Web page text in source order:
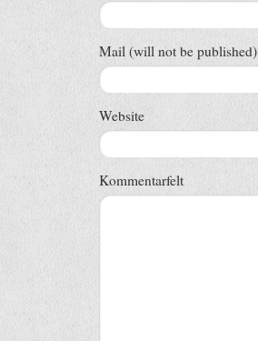
Mail (will not be published)
Website
Kommentarfelt